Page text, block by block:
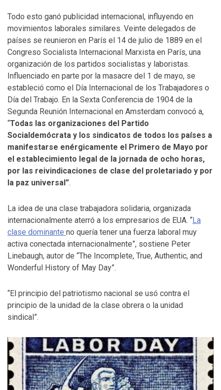
Todo esto ganó publicidad internacional, influyendo en
movimientos laborales similares. Veinte delegados de
países se reunieron en París el 14 de julio de 1889 en el
Congreso Socialista Internacional Marxista en París, una
organización de los partidos socialistas y laboristas.
Influenciado en parte por la masacre del 1 de mayo, se
estableció como el Día Internacional de los Trabajadores o
Día del Trabajo. En la Sexta Conferencia de 1904 de la
Segunda Reunión Internacional en Amsterdam convocó a,
“Todas las organizaciones del Partido
Socialdemócrata y los sindicatos de todos los países a
manifestarse enérgicamente el Primero de Mayo por
el establecimiento legal de la jornada de ocho horas,
por las reivindicaciones de clase del proletariado y por
la paz universal”.
La idea de una clase trabajadora solidaria, organizada
internacionalmente aterró a los empresarios de EUA. “La
clase dominante no quería tener una fuerza laboral muy
activa conectada internacionalmente”, sostiene Peter
Linebaugh, autor de “The Incomplete, True, Authentic, and
Wonderful History of May Day”.
“El principio del patriotismo nacional se usó contra el
principio de la unidad de la clase obrera o la unidad
sindical”.